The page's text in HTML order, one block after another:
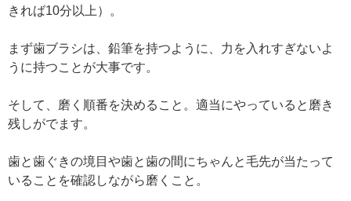
きれば10分以上）。
まず歯ブラシは、鉛筆を持つように、力を入れすぎないよ
うに持つことが大事です。
そして、磨く順番を決めること。適当にやっていると磨き
残しがでます。
歯と歯ぐきの境目や歯と歯の間にちゃんと毛先が当たって
いることを確認しながら磨くこと。